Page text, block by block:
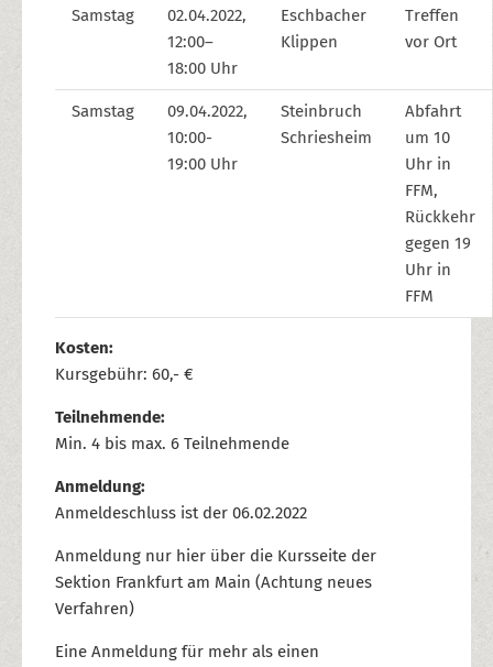
Samstag
02.04.2022,
12:00–
18:00 Uhr
Eschbacher
Klippen
Treffen
vor Ort
Samstag
09.04.2022,
10:00-
19:00 Uhr
Steinbruch
Schriesheim
Abfahrt
um 10
Uhr in
FFM,
Rückkehr
gegen 19
Uhr in
FFM
Kosten:
Kursgebühr: 60,- €
Teilnehmende:
Min. 4 bis max. 6 Teilnehmende
Anmeldung:
Anmeldeschluss ist der 06.02.2022
Anmeldung nur hier über die Kursseite der
Sektion Frankfurt am Main (Achtung neues
Verfahren)
Eine Anmeldung für mehr als einen